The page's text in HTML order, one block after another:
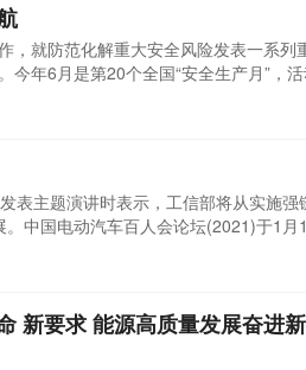
，就防范化解重大安全风险发表一系列
年6月是第20个全国“安全生产月”，
是“推动安全发展”的重中之重。
表主题演讲时表示，工信部将从实施强
中国电动汽车百人会论坛(2021)于1月
发展格局与汽车产业变革”成为本届论
新要求 能源高质量发展奋进